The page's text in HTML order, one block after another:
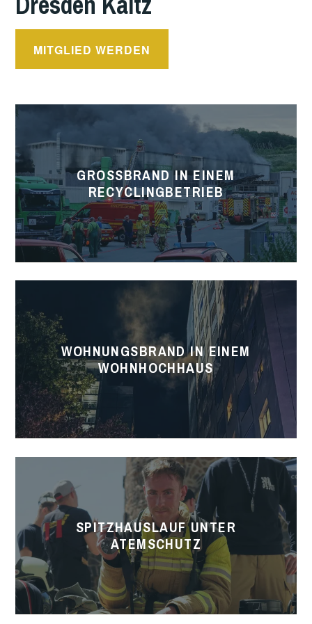
MITGLIED WERDEN
Großbrand
einem
RecyclingbetriebGROSSBRAND IN EINEM R
ECYCLINGBETRIEB
einem
WohnhochhausWOHNUNGSBRAND IN EINEM
WOHNHOCHHAUS
Atemschutz
SPITZHAUSLAUF UNTER
ATEMSCHUTZ